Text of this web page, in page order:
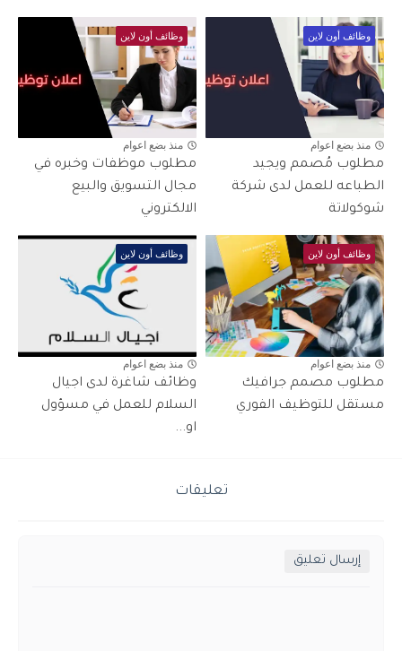
وظائف أون لاين
منذ بضع اعوام
مطلوب مُصمم ويجيد
الطباعه للعمل لدى شركة
شوكولاتة
وظائف أون لاين
منذ بضع اعوام
مطلوب موظفات وخبره في
مجال التسويق والبيع
الالكتروني
وظائف أون لاين
منذ بضع اعوام
مطلوب مصمم جرافيك
مستقل للتوظيف الفوري
وظائف أون لاين
منذ بضع اعوام
وظائف شاغرة لدى اجيال
السلام للعمل في مسؤول
او...
تعليقات
إرسال تعليق